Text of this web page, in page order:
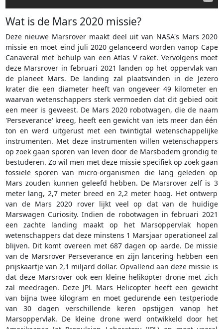
Wat is de Mars 2020 missie?
Deze nieuwe Marsrover maakt deel uit van NASA's Mars 2020
missie en moet eind juli 2020 gelanceerd worden vanop Cape
Canaveral met behulp van een Atlas V raket. Vervolgens moet
deze Marsrover in februari 2021 landen op het oppervlak van
de planeet Mars. De landing zal plaatsvinden in de Jezero
krater die een diameter heeft van ongeveer 49 kilometer en
waarvan wetenschappers sterk vermoeden dat dit gebied ooit
een meer is geweest. De Mars 2020 robotwagen, die de naam
'Perseverance' kreeg, heeft een gewicht van iets meer dan één
ton en werd uitgerust met een twintigtal wetenschappelijke
instrumenten. Met deze instrumenten willen wetenschappers
op zoek gaan sporen van leven door de Marsbodem grondig te
bestuderen. Zo wil men met deze missie specifiek op zoek gaan
fossiele sporen van micro-organismen die lang geleden op
Mars zouden kunnen geleefd hebben. De Marsrover zelf is 3
meter lang, 2,7 meter breed en 2,2 meter hoog. Het ontwerp
van de Mars 2020 rover lijkt veel op dat van de huidige
Marswagen Curiosity. Indien de robotwagen in februari 2021
een zachte landing maakt op het Marsoppervlak hopen
wetenschappers dat deze minstens 1 Marsjaar operationeel zal
blijven. Dit komt overeen met 687 dagen op aarde. De missie
van de Marsrover Perseverance en zijn lancering hebben een
prijskaartje van 2,1 miljard dollar. Opvallend aan deze missie is
dat deze Marsrover ook een kleine helikopter drone met zich
zal meedragen. Deze JPL Mars Helicopter heeft een gewicht
van bijna twee kilogram en moet gedurende een testperiode
van 30 dagen verschillende keren opstijgen vanop het
Marsoppervlak. De kleine drone werd ontwikkeld door het